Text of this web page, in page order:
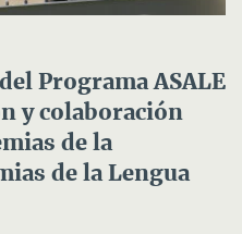
Programa ASALE
y colaboración
de la
de la Lengua